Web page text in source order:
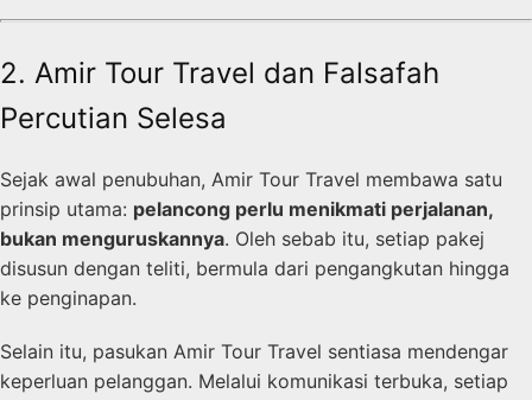
2. Amir Tour Travel dan Falsafah
Percutian Selesa
Sejak awal penubuhan, Amir Tour Travel membawa satu
prinsip utama: pelancong perlu menikmati perjalanan,
bukan menguruskannya. Oleh sebab itu, setiap pakej
disusun dengan teliti, bermula dari pengangkutan hingga
ke penginapan.
Selain itu, pasukan Amir Tour Travel sentiasa mendengar
keperluan pelanggan. Melalui komunikasi terbuka, setiap